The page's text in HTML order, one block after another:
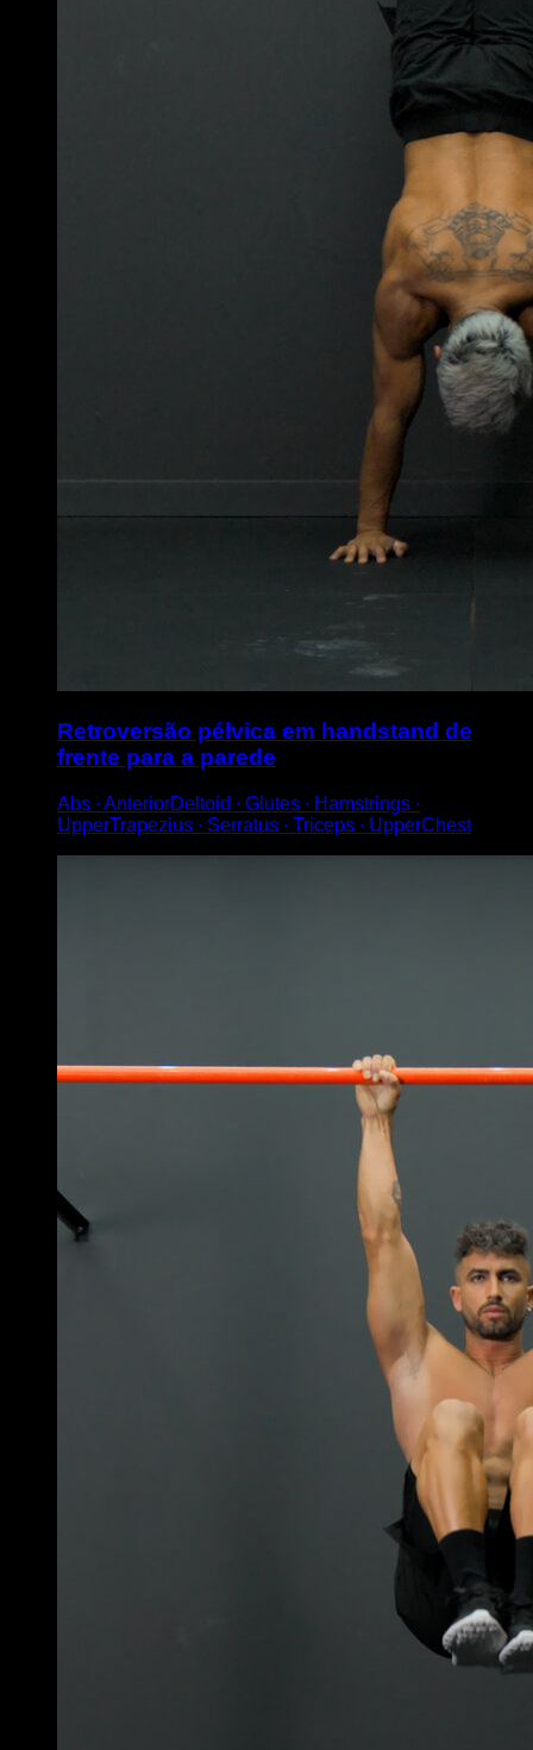
Retroversão pélvica em handstand de
frente para a parede
Abs ∙ AnteriorDeltoid ∙ Glutes ∙ Hamstrings ∙
UpperTrapezius ∙ Serratus ∙ Triceps ∙ UpperChest